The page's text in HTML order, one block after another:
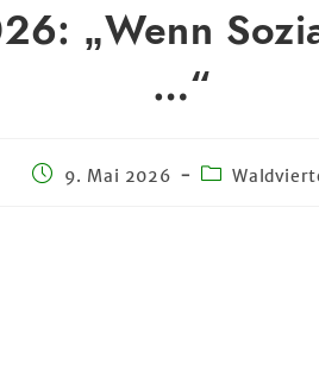
„Wenn
…“
9. Mai 2026